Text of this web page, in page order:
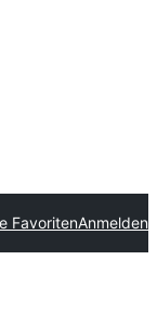
FavoritenAnmelden